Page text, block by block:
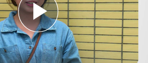
Play
Video